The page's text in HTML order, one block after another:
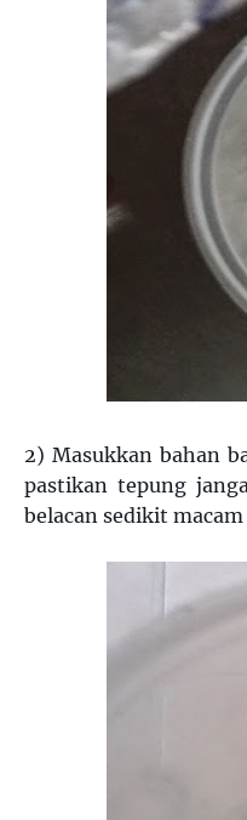
2) Masukkan bahan
pastikan tepung
belacan sedikit